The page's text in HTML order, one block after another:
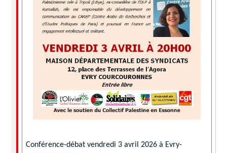
Conférence-débat vendredi 3 avril 2026 à Evry-